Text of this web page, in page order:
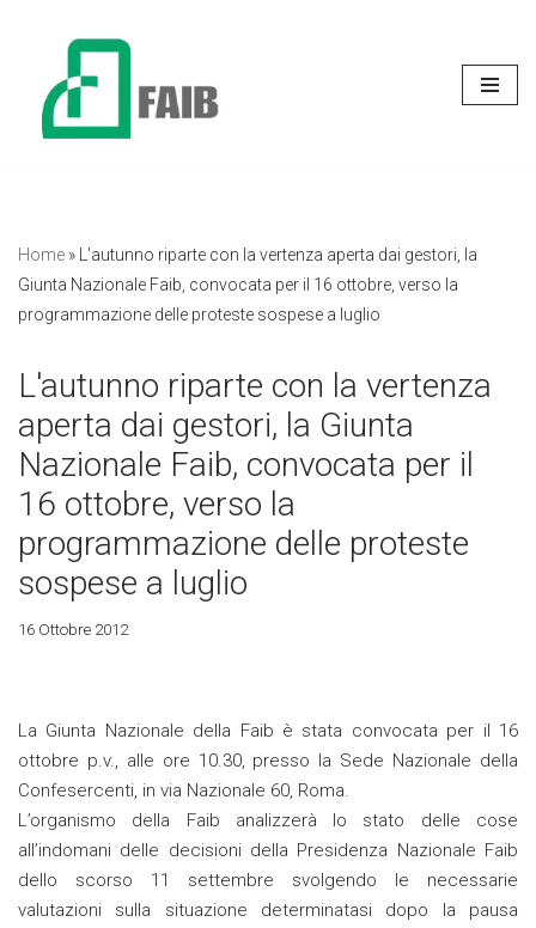
contenuto
Home » L'autunno riparte con la vertenza aperta dai gestori, la
Giunta Nazionale Faib, convocata per il 16 ottobre, verso la
programmazione delle proteste sospese a luglio
L'autunno riparte con la vertenza
aperta dai gestori, la Giunta
Nazionale Faib, convocata per il
16 ottobre, verso la
programmazione delle proteste
sospese a luglio
16 Ottobre 2012
La Giunta Nazionale della Faib è stata convocata per il 16
ottobre p.v., alle ore 10.30, presso la Sede Nazionale della
Confesercenti, in via Nazionale 60, Roma.
L’organismo della Faib analizzerà lo stato delle cose
all’indomani delle decisioni della Presidenza Nazionale Faib
dello scorso 11 settembre svolgendo le necessarie
valutazioni sulla situazione determinatasi dopo la pausa